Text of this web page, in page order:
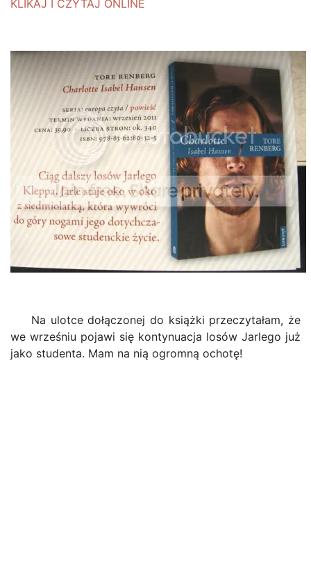
Na ulotce dołączonej do książki przeczytałam, że
we wrześniu pojawi się kontynuacja losów Jarlego już
jako studenta. Mam na nią ogromną ochotę!